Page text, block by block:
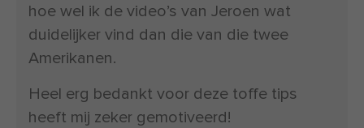
hoe wel ik de video’s van Jeroen wat
duidelijker vind dan die van die twee
Amerikanen.
Heel erg bedankt voor deze toffe tips
heeft mij zeker gemotiveerd!